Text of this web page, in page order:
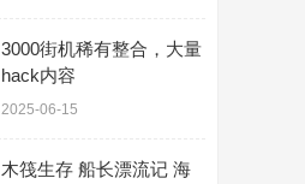
3000街机稀有整合，大量
hack内容
2025-06-15
木筏生存 船长漂流记 海